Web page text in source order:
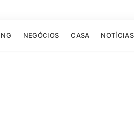
NEGÓCIOS CASA NOTÍCIAS